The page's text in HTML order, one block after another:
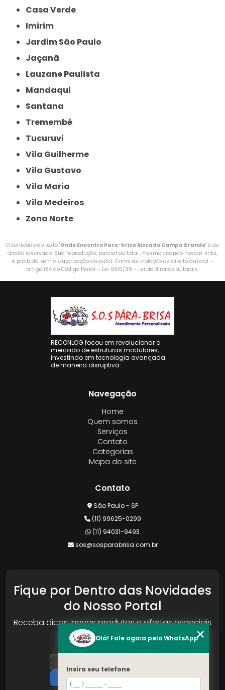
Casa Verde
Imirim
Jardim São Paulo
Jaçanã
Lauzane Paulista
Mandaqui
Santana
Tremembé
Tucuruvi
Vila Guilherme
Vila Gustavo
Vila Maria
Vila Medeiros
Zona Norte
O conteúdo do texto "Onde Encontro Para-brisa Riscado Campo Grande" é de
direito reservado. Sua reprodução, parcial ou total, mesmo citando nossos links,
é proibida sem a autorização do autor. Crime de violação de direito autoral –
artigo 184 do Código Penal – Lei 9610/98 - Lei de direitos autorais.
RECONLOG focou em revolucionar o
mercado de estruturas modulares,
investindo em tecnologia avançada
de maneira disruptiva.
Navegação
Home
Quem somos
Serviços
Contato
Categorias
Mapa do site
Contato
São Paulo - SP
(11) 99625-0299
(11) 94031-9493
sos@sosparabrisa.com.br
Fique por Dentro das Novidades
do Nosso Portal
Receba dicas, novos produtos e ofertas especiais
da Reconlog
Olá! Fale agora pelo WhatsApp
Insira seu telefone